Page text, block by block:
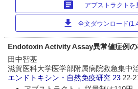
article アブストラクトを
download 全文ダウンロード
Endotoxin Activity Assay異常値症例
田中智基
滋賀医科大学医学部附属病院救急集中
エンドトキシン・自然免疫研究 2322-